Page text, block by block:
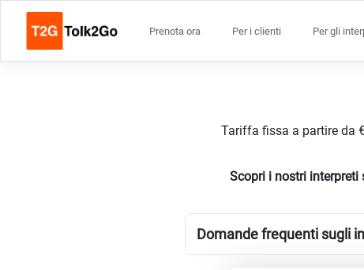
Prenota ora Per i clienti Per gli
Tariffa fissa a partire da
Scopri i nostri interpreti
Domande frequenti sugli